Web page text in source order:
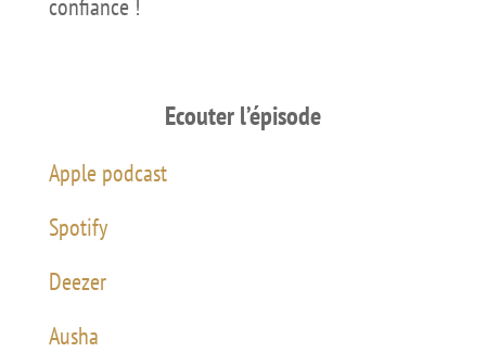
Ecouter l’épisode
Apple podcast
Spotify
Deezer
Ausha